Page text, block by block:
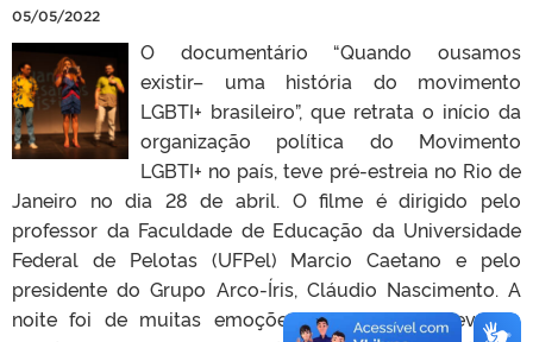
05/05/2022
O documentário “Quando ousamos
existir– uma história do movimento
LGBTI+ brasileiro”, que retrata o início da
organização política do Movimento
LGBTI+ no país, teve pré-estreia no Rio de
Janeiro no dia 28 de abril. O filme é dirigido pelo
professor da Faculdade de Educação da Universidade
Federal de Pelotas (UFPel) Marcio Caetano e pelo
presidente do Grupo Arco-Íris, Cláudio Nascimento. A
noite foi de muitas emoções para quem esteve no